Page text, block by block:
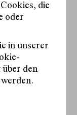
die
oder
in unserer
den